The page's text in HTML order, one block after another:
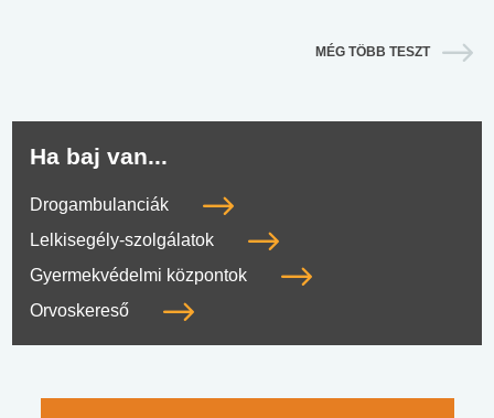
MÉG TÖBB TESZT
Ha baj van...
Drogambulanciák
Lelkisegély-szolgálatok
Gyermekvédelmi központok
Orvoskereső